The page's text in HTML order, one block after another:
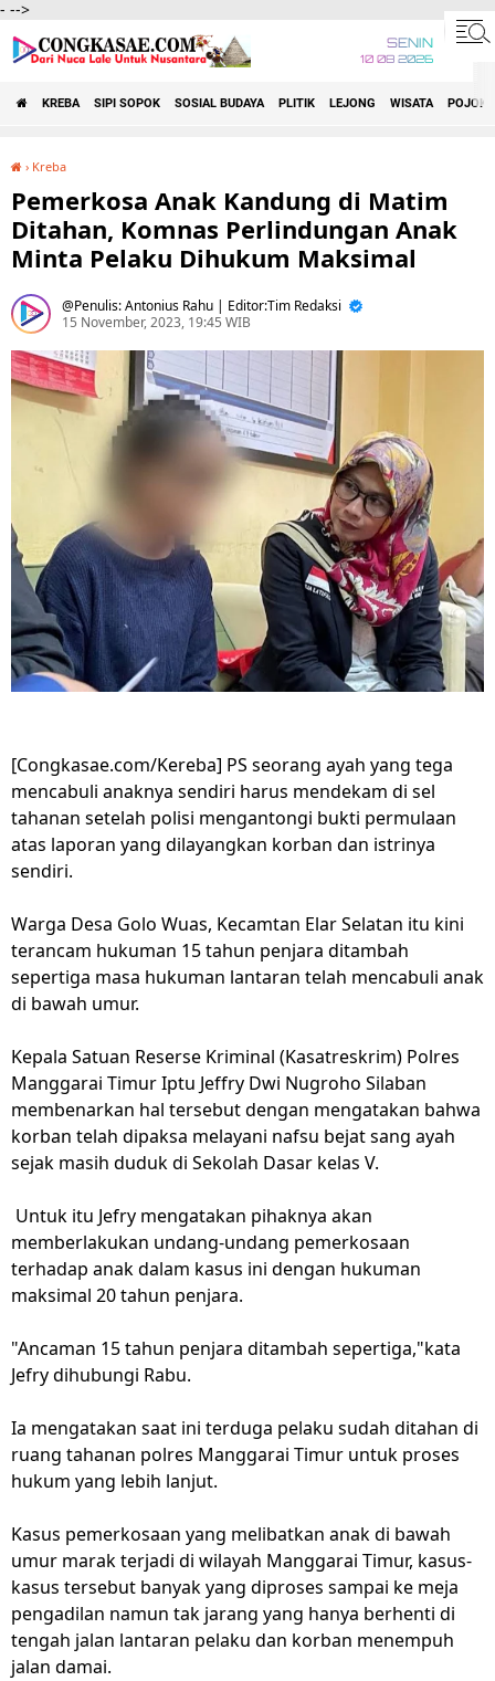
- -->
SENIN
10 08 2026
KREBA SIPI SOPOK SOSIAL BUDAYA PLITIK LEJONG WISATA POJOK
› Kreba
Pemerkosa Anak Kandung di Matim
Ditahan, Komnas Perlindungan Anak
Minta Pelaku Dihukum Maksimal
Penulis: Antonius Rahu | Editor:Tim Redaksi
15 November, 2023, 19:45 WIB
[Congkasae.com/Kereba] PS seorang ayah yang tega
mencabuli anaknya sendiri harus mendekam di sel
tahanan setelah polisi mengantongi bukti permulaan
atas laporan yang dilayangkan korban dan istrinya
sendiri.
Warga Desa Golo Wuas, Kecamtan Elar Selatan itu kini
terancam hukuman 15 tahun penjara ditambah
sepertiga masa hukuman lantaran telah mencabuli anak
di bawah umur.
Kepala Satuan Reserse Kriminal (Kasatreskrim) Polres
Manggarai Timur Iptu Jeffry Dwi Nugroho Silaban
membenarkan hal tersebut dengan mengatakan bahwa
korban telah dipaksa melayani nafsu bejat sang ayah
sejak masih duduk di Sekolah Dasar kelas V.
Untuk itu Jefry mengatakan pihaknya akan
memberlakukan undang-undang pemerkosaan
terhadap anak dalam kasus ini dengan hukuman
maksimal 20 tahun penjara.
"Ancaman 15 tahun penjara ditambah sepertiga,"kata
Jefry dihubungi Rabu.
Ia mengatakan saat ini terduga pelaku sudah ditahan di
ruang tahanan polres Manggarai Timur untuk proses
hukum yang lebih lanjut.
Kasus pemerkosaan yang melibatkan anak di bawah
umur marak terjadi di wilayah Manggarai Timur, kasus-
kasus tersebut banyak yang diproses sampai ke meja
pengadilan namun tak jarang yang hanya berhenti di
tengah jalan lantaran pelaku dan korban menempuh
jalan damai.